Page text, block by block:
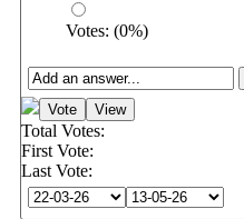
Votes: (0%)
Total Votes:
First Vote:
Last Vote: